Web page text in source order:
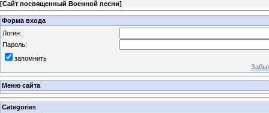
[Сайт посвященный Военной песни]
Форма входа
Логин:
Пароль:
запомнить
Меню сайта
Categories